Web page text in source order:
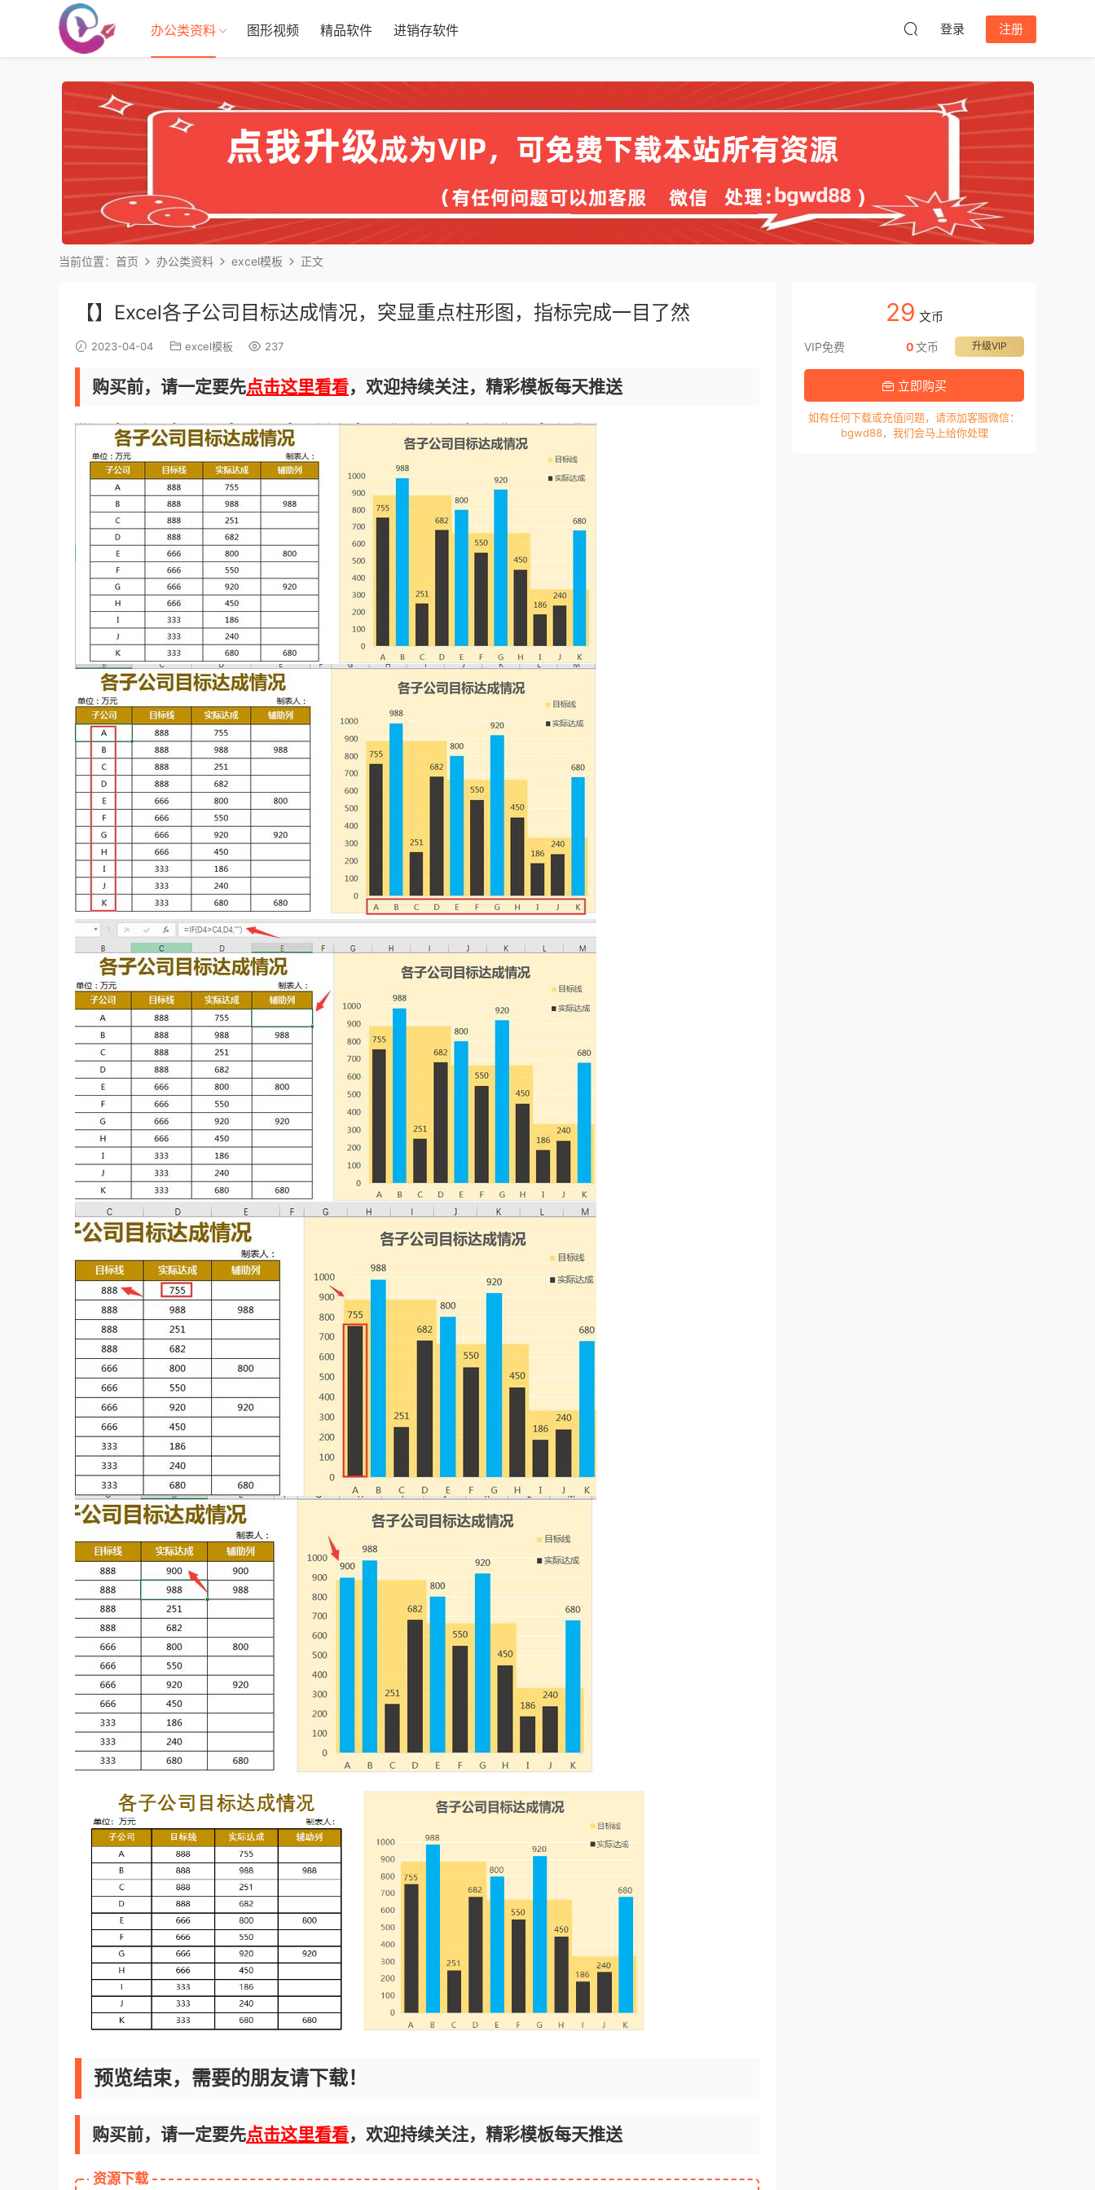
办公类资料 图形视频 精品软件 进销存软件 登录 注册
当前位置： 首页 办公类资料 excel模板 正文
【】Excel各子公司目标达成情况，突显重点柱形图，指标完成一目了然
2023-04-04 excel模板 237
购买前，请一定要先点击这里看看，欢迎持续关注，精彩模板每天推送
预览结束，需要的朋友请下载！
购买前，请一定要先点击这里看看，欢迎持续关注，精彩模板每天推送
资源下载
29 文币
VIP免费 升级VIP
0文币
立即购买
如有任何下载或充值问题，请添加客服微信：
bgwd88，我们会马上给你处理